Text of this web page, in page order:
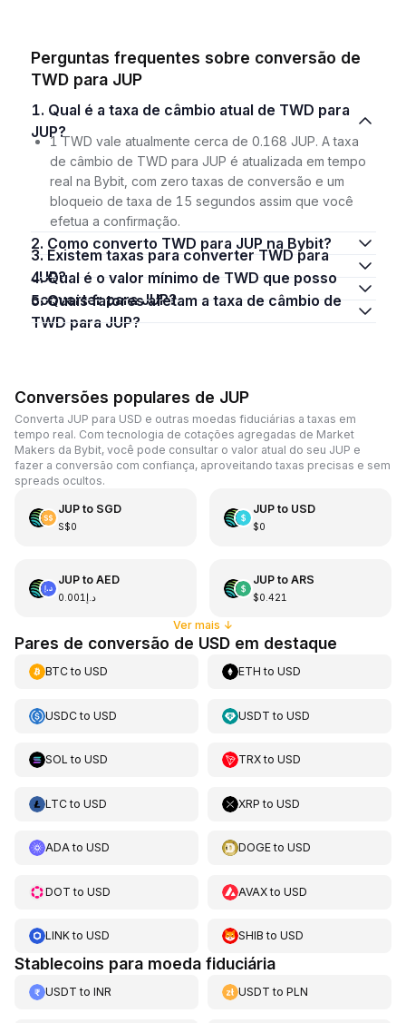
Perguntas frequentes sobre conversão de
TWD para JUP
1. Qual é a taxa de câmbio atual de TWD para
JUP?
1 TWD vale atualmente cerca de 0.168 JUP. A taxa
de câmbio de TWD para JUP é atualizada em tempo
real na Bybit, com zero taxas de conversão e um
bloqueio de taxa de 15 segundos assim que você
efetua a confirmação.
2. Como converto TWD para JUP na Bybit?
3. Existem taxas para converter TWD para
JUP?
4. Qual é o valor mínimo de TWD que posso
converter para JUP?
5. Quais fatores afetam a taxa de câmbio de
TWD para JUP?
Conversões populares de JUP
Converta JUP para USD e outras moedas fiduciárias a taxas em
tempo real. Com tecnologia de cotações agregadas de Market
Makers da Bybit, você pode consultar o valor atual do seu JUP e
fazer a conversão com confiança, aproveitando taxas precisas e sem
spreads ocultos.
JUPto SGD
S$0
JUPto USD
$0
JUPto AED
د.إ0.001
JUPto ARS
$0.421
Ver mais ↓
Pares de conversão de USD em destaque
BTCto USD ETH toUSD
USDCto USD USDT toUSD
SOL to USD TRXtoUSD
LTCto USD XRP toUSD
ADAto USD DOGEtoUSD
DOT to USD AVAXtoUSD
LINKto USD SHIB toUSD
Stablecoins para moeda fiduciária
USDT to INR USDT toPLN